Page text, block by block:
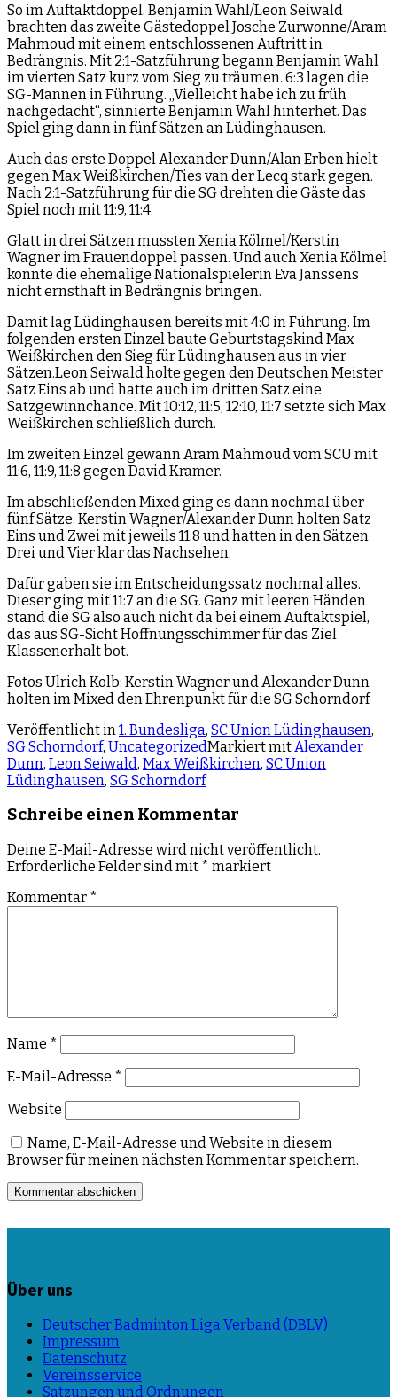
So im Auftaktdoppel. Benjamin Wahl/Leon Seiwald
brachten das zweite Gästedoppel Josche Zurwonne/Aram
Mahmoud mit einem entschlossenen Auftritt in
Bedrängnis. Mit 2:1-Satzführung begann Benjamin Wahl
im vierten Satz kurz vom Sieg zu träumen. 6:3 lagen die
SG-Mannen in Führung. „Vielleicht habe ich zu früh
nachgedacht“, sinnierte Benjamin Wahl hinterhet. Das
Spiel ging dann in fünf Sätzen an Lüdinghausen.
Auch das erste Doppel Alexander Dunn/Alan Erben hielt
gegen Max Weißkirchen/Ties van der Lecq stark gegen.
Nach 2:1-Satzführung für die SG drehten die Gäste das
Spiel noch mit 11:9, 11:4.
Glatt in drei Sätzen mussten Xenia Kölmel/Kerstin
Wagner im Frauendoppel passen. Und auch Xenia Kölmel
konnte die ehemalige Nationalspielerin Eva Janssens
nicht ernsthaft in Bedrängnis bringen.
Damit lag Lüdinghausen bereits mit 4:0 in Führung. Im
folgenden ersten Einzel baute Geburtstagskind Max
Weißkirchen den Sieg für Lüdinghausen aus in vier
Sätzen.Leon Seiwald holte gegen den Deutschen Meister
Satz Eins ab und hatte auch im dritten Satz eine
Satzgewinnchance. Mit 10:12, 11:5, 12:10, 11:7 setzte sich Max
Weißkirchen schließlich durch.
Im zweiten Einzel gewann Aram Mahmoud vom SCU mit
11:6, 11:9, 11:8 gegen David Kramer.
Im abschließenden Mixed ging es dann nochmal über
fünf Sätze. Kerstin Wagner/Alexander Dunn holten Satz
Eins und Zwei mit jeweils 11:8 und hatten in den Sätzen
Drei und Vier klar das Nachsehen.
Dafür gaben sie im Entscheidungssatz nochmal alles.
Dieser ging mit 11:7 an die SG. Ganz mit leeren Händen
stand die SG also auch nicht da bei einem Auftaktspiel,
das aus SG-Sicht Hoffnungsschimmer für das Ziel
Klassenerhalt bot.
Fotos Ulrich Kolb: Kerstin Wagner und Alexander Dunn
holten im Mixed den Ehrenpunkt für die SG Schorndorf
Veröffentlicht in 1. Bundesliga, SC Union Lüdinghausen,
SG Schorndorf, UncategorizedMarkiert mit Alexander
Dunn, Leon Seiwald, Max Weißkirchen, SC Union
Lüdinghausen, SG Schorndorf
Schreibe einen Kommentar
Deine E-Mail-Adresse wird nicht veröffentlicht.
Erforderliche Felder sind mit * markiert
Kommentar *
Name *
E-Mail-Adresse *
Website
Name, E-Mail-Adresse und Website in diesem
Browser für meinen nächsten Kommentar speichern.
Über uns
Deutscher Badminton Liga Verband (DBLV)
Impressum
Datenschutz
Vereinsservice
Satzungen und Ordnungen